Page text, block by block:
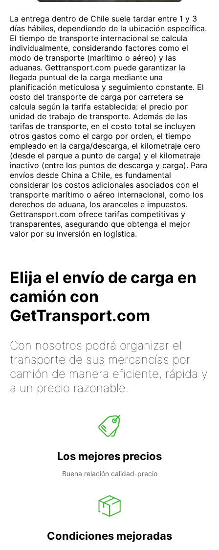
La entrega dentro de Chile suele tardar entre 1 y 3
días hábiles, dependiendo de la ubicación específica.
El tiempo de transporte internacional se calcula
individualmente, considerando factores como el
modo de transporte (marítimo o aéreo) y las
aduanas. Gettransport.com puede garantizar la
llegada puntual de la carga mediante una
planificación meticulosa y seguimiento constante. El
costo del transporte de carga por carretera se
calcula según la tarifa establecida: el precio por
unidad de trabajo de transporte. Además de las
tarifas de transporte, en el costo total se incluyen
otros gastos como el cargo por orden, el tiempo
empleado en la carga/descarga, el kilometraje cero
(desde el parque a punto de carga) y el kilometraje
inactivo (entre los puntos de descarga y carga). Para
envíos desde China a Chile, es fundamental
considerar los costos adicionales asociados con el
transporte marítimo o aéreo internacional, como los
derechos de aduana, los aranceles e impuestos.
Gettransport.com ofrece tarifas competitivas y
transparentes, asegurando que obtenga el mejor
valor por su inversión en logística.
Elija el envío de carga en
camión con
GetTransport.com
Con nosotros podrá organizar el
transporte de sus mercancías por
camión de manera eficiente, rápida y
a un precio razonable.
Los mejores precios
Buena relación calidad-precio
Condiciones mejoradas